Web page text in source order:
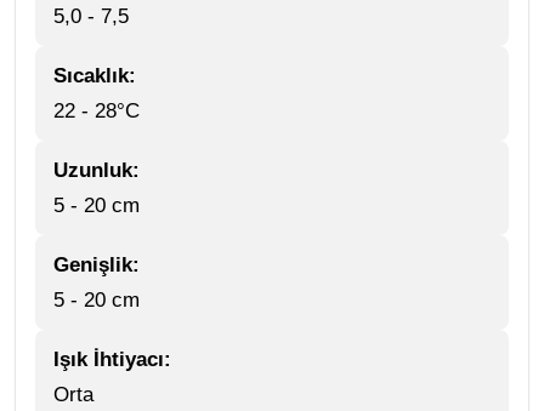
5,0 - 7,5
Sıcaklık:
22 - 28°C
Uzunluk:
5 - 20 cm
Genişlik:
5 - 20 cm
Işık İhtiyacı:
Orta